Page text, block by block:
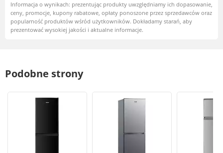
Informacja o wynikach: prezentując produkty uwzględniamy ich dopasowanie,
ceny, promocje, kupony rabatowe, opłaty ponoszone przez sprzedawców oraz
popularność produktów wśród użytkowników. Dokładamy starań, aby
prezentować wysokiej jakości i aktualne informacje.
Podobne strony